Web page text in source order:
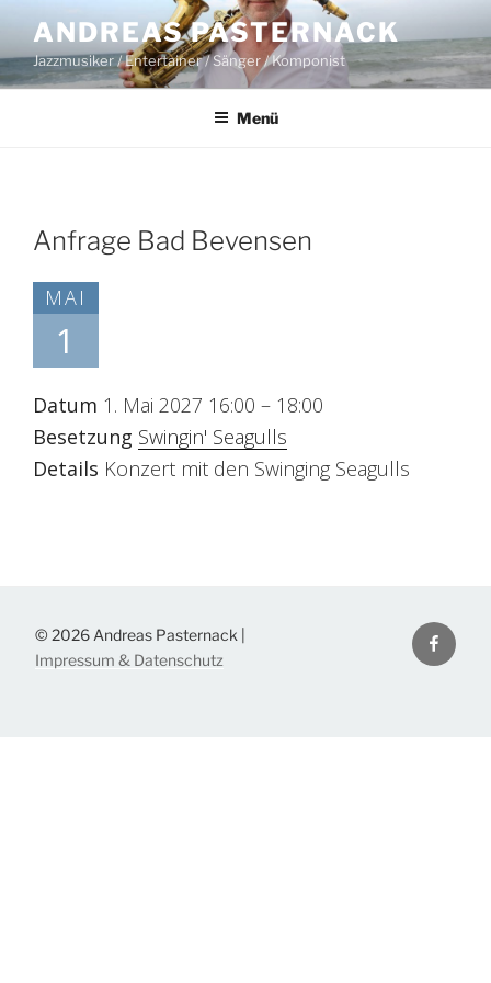
Inhalt
springen
ANDREAS PASTERNACK
Jazzmusiker / Entertainer / Sänger / Komponist
Menü
Anfrage Bad Bevensen
MAI
1
Datum 1. Mai 2027 16:00 – 18:00
Besetzung Swingin' Seagulls
Details Konzert mit den Swinging Seagulls
© 2026 Andreas Pasternack |
Impressum & Datenschutz